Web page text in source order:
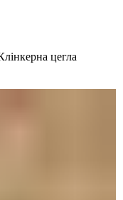
цегла